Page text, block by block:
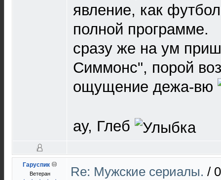
явление, как
полной программе.
сразу же на ум
Симмонс", порой
ощущение дежа-вю
ау, Глеб
Гаруспик
Ветеран Re: Мужские сериалы. /